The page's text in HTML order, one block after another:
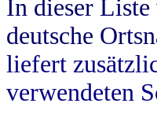
In dieser
deutsche
liefert
verwendeten